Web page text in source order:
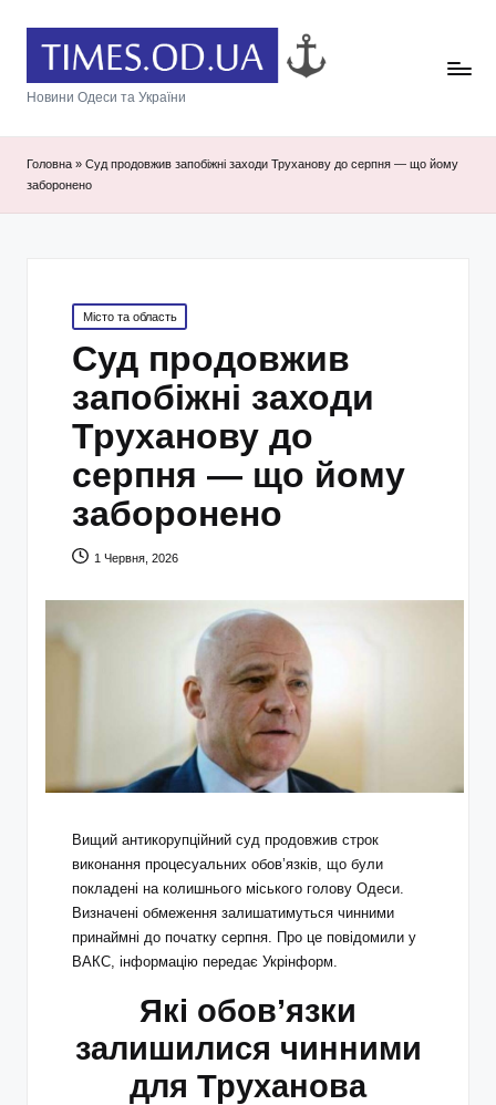
Новини Одеси та України
Головна » Суд продовжив запобіжні заходи Труханову до серпня — що йому
заборонено
Posted
in
Місто та область
Суд продовжив
запобіжні заходи
Труханову до
серпня — що йому
заборонено
1 Червня, 2026
Вищий антикорупційний суд продовжив строк
виконання процесуальних обов’язків, що були
покладені на колишнього міського голову Одеси.
Визначені обмеження залишатимуться чинними
принаймні до початку серпня. Про це повідомили у
ВАКС, інформацію передає Укрінформ.
Які обов’язки
залишилися чинними
для Труханова